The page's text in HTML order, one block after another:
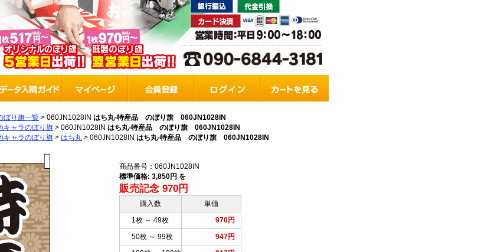
ぼり旗一覧 > 060JN1028IN はち丸-特産品 のぼり旗 060JN1028IN
キャラのぼり旗 > 060JN1028IN はち丸-特産品 のぼり旗 060JN1028IN
キャラのぼり旗 > はち丸 > 060JN1028IN はち丸-特産品 のぼり旗 060JN1028IN
商品番号：060JN1028IN
標準価格: 3,850円 を
販売記念 970円
購入数
単価
1枚 ～ 49枚
970円
50枚 ～ 99枚
947円